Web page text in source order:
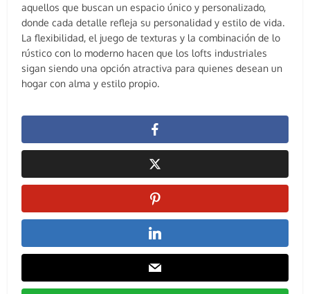
aquellos que buscan un espacio único y personalizado,
donde cada detalle refleja su personalidad y estilo de vida.
La flexibilidad, el juego de texturas y la combinación de lo
rústico con lo moderno hacen que los lofts industriales
sigan siendo una opción atractiva para quienes desean un
hogar con alma y estilo propio.